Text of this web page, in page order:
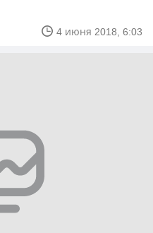
4 июня 2018, 6:03